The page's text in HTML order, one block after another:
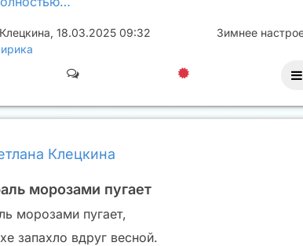
, 18.03.2025 09:32
Зимнее
Клецкина
морозами пугает
морозами пугает,
запахло вдруг весной.